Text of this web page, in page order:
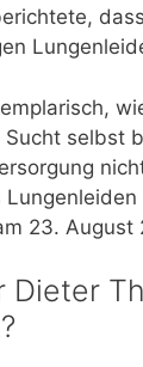
Sucht selbst
23. August
Dieter